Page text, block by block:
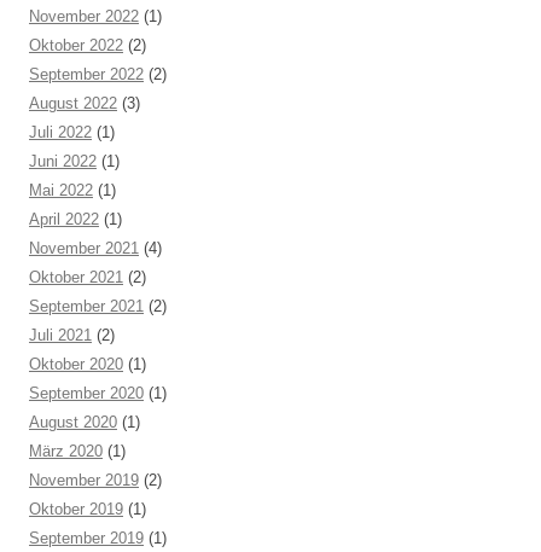
November 2022 (1)
Oktober 2022 (2)
September 2022 (2)
August 2022 (3)
Juli 2022 (1)
Juni 2022 (1)
Mai 2022 (1)
April 2022 (1)
November 2021 (4)
Oktober 2021 (2)
September 2021 (2)
Juli 2021 (2)
Oktober 2020 (1)
September 2020 (1)
August 2020 (1)
März 2020 (1)
November 2019 (2)
Oktober 2019 (1)
September 2019 (1)